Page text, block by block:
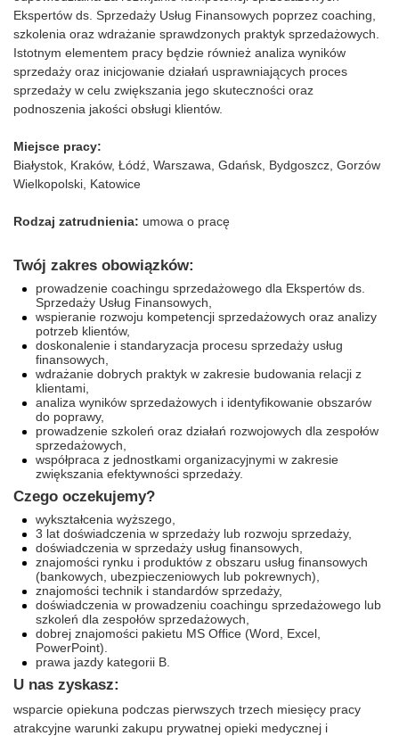
Ekspertów ds. Sprzedaży Usług Finansowych poprzez coaching,
szkolenia oraz wdrażanie sprawdzonych praktyk sprzedażowych.
Istotnym elementem pracy będzie również analiza wyników
sprzedaży oraz inicjowanie działań usprawniających proces
sprzedaży w celu zwiększania jego skuteczności oraz
podnoszenia jakości obsługi klientów.​
Miejsce pracy:
Białystok, Kraków, Łódź, Warszawa, Gdańsk, Bydgoszcz, Gorzów
Wielkopolski, Katowice
Rodzaj zatrudnienia: umowa o pracę
Twój zakres obowiązków:
prowadzenie coachingu sprzedażowego dla Ekspertów ds.
Sprzedaży Usług Finansowych,
wspieranie rozwoju kompetencji sprzedażowych oraz analizy
potrzeb klientów,
doskonalenie i standaryzacja procesu sprzedaży usług
finansowych,
wdrażanie dobrych praktyk w zakresie budowania relacji z
klientami,
analiza wyników sprzedażowych i identyfikowanie obszarów
do poprawy,
prowadzenie szkoleń oraz działań rozwojowych dla zespołów
sprzedażowych,
współpraca z jednostkami organizacyjnymi w zakresie
zwiększania efektywności sprzedaży.
Czego oczekujemy?
wykształcenia wyższego,
3 lat doświadczenia w sprzedaży lub rozwoju sprzedaży,
doświadczenia w sprzedaży usług finansowych,
znajomości rynku i produktów z obszaru usług finansowych
(bankowych, ubezpieczeniowych lub pokrewnych),
znajomości technik i standardów sprzedaży,
doświadczenia w prowadzeniu coachingu sprzedażowego lub
szkoleń dla zespołów sprzedażowych,
dobrej znajomości pakietu MS Office (Word, Excel,
PowerPoint).
prawa jazdy kategorii B.
U nas zyskasz:
wsparcie opiekuna podczas pierwszych trzech miesięcy pracy
atrakcyjne warunki zakupu prywatnej opieki medycznej i